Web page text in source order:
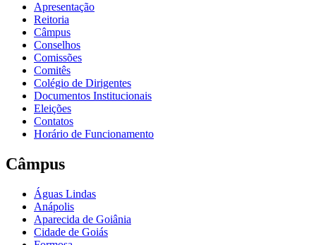
Apresentação
Reitoria
Câmpus
Conselhos
Comissões
Comitês
Colégio de Dirigentes
Documentos Institucionais
Eleições
Contatos
Horário de Funcionamento
Câmpus
Águas Lindas
Anápolis
Aparecida de Goiânia
Cidade de Goiás